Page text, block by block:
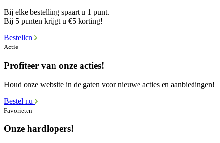
Bij elke bestelling spaart u 1 punt.
Bij 5 punten krijgt u €5 korting!
Bestellen
Actie
Profiteer van onze acties!
Houd onze website in de gaten voor nieuwe acties en aanbiedingen!
Bestel nu
Favorieten
Onze hardlopers!